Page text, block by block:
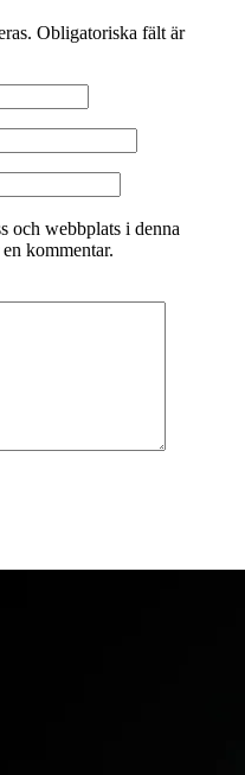
Obligatoriska fält är
och webbplats i denna
kommentar.